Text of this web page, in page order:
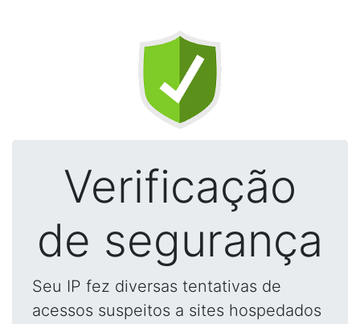
Verificação
de segurança
Seu IP fez diversas tentativas de
acessos suspeitos a sites hospedados